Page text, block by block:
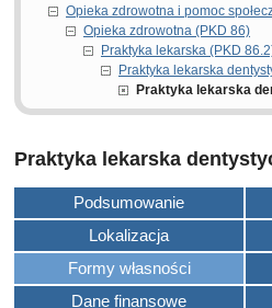
Opieka zdrowotna i pomoc
Opieka zdrowotna (PKD 86)
Praktyka lekarska (PKD
Praktyka lekarska
Praktyka lekarska
Praktyka lekarska
Podsumowanie
Lokalizacja
Formy własności
Dane finansowe